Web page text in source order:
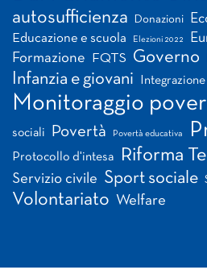
autosufficienza
Donazioni
Educazione e scuola Elezioni 2022
Formazione FQTS Governo
Infanzia e giovani Integrazione
Monitoraggio
sociali Povertà Povertà educativa
Protocollo d'intesa Riforma
Servizio civile Sport sociale
Volontariato Welfare